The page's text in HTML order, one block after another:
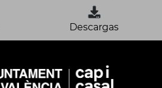
Descargas